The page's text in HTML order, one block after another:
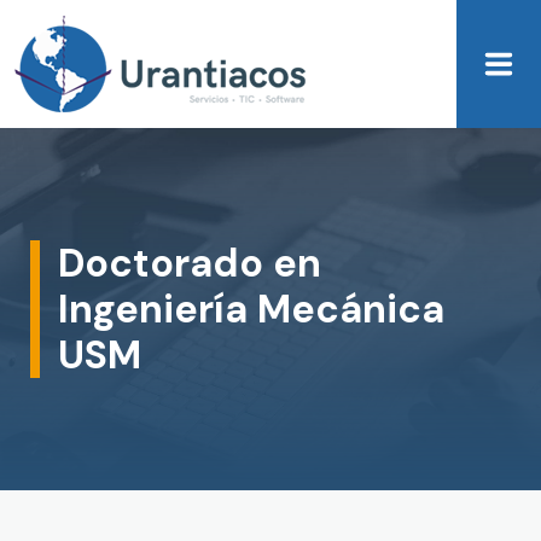
Skip to main content
Doctorado en
Ingeniería Mecánica
USM